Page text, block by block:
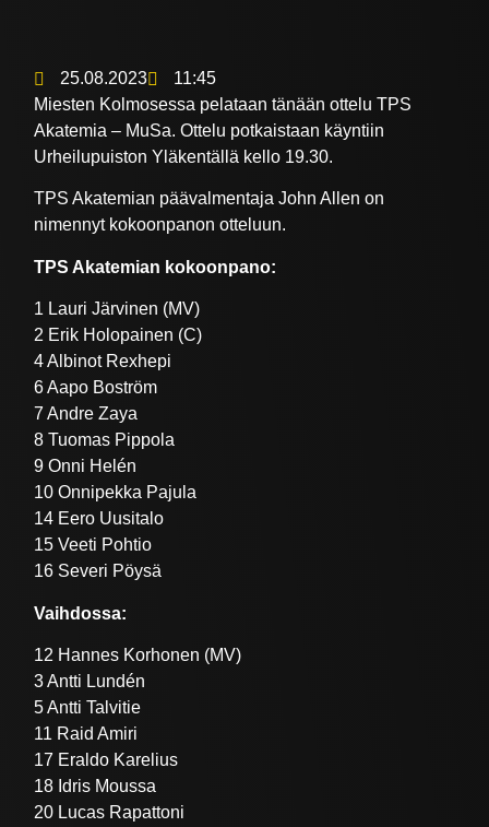
25.08.2023
11:45
Miesten Kolmosessa pelataan tänään ottelu TPS
Akatemia – MuSa. Ottelu potkaistaan käyntiin
Urheilupuiston Yläkentällä kello 19.30.
TPS Akatemian päävalmentaja John Allen on
nimennyt kokoonpanon otteluun.
TPS Akatemian kokoonpano:
1 Lauri Järvinen (MV)
2 Erik Holopainen (C)
4 Albinot Rexhepi
6 Aapo Boström
7 Andre Zaya
8 Tuomas Pippola
9 Onni Helén
10 Onnipekka Pajula
14 Eero Uusitalo
15 Veeti Pohtio
16 Severi Pöysä
Vaihdossa:
12 Hannes Korhonen (MV)
3 Antti Lundén
5 Antti Talvitie
11 Raid Amiri
17 Eraldo Karelius
18 Idris Moussa
20 Lucas Rapattoni